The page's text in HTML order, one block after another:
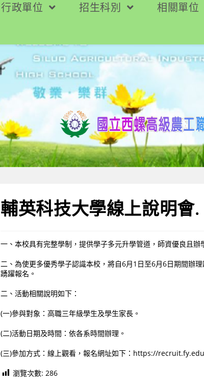
行政單位 招生科別 相關單位
輔英科技大學線上說明會.
一、本校具有完整學制，提供學子多元升學管道，師資優良且
二、為使更多優秀學子認識本校，將自6月1日至6月6日期間辦
踴躍報名。
二、活動相關說明如下：
(一)參與對象：高職三年級學生及學生家長。
(二)活動日期及時間：依各系時間辦理。
(三)參加方式：線上觀看，報名網址如下：https://
瀏覽次數: 286